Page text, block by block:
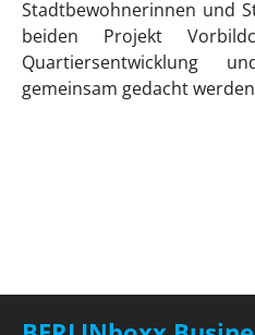
Stadtbewohnerinnen und
beiden Projekt
Quartiersentwicklung
gemeinsam gedacht